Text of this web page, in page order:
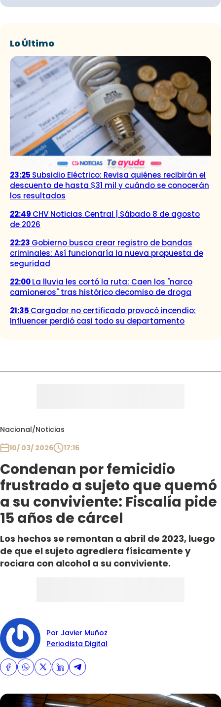
Lo Último
23:25 Subsidio Eléctrico: Revisa quiénes recibirán el
descuento de hasta $31 mil y cuándo se conocerán
los resultados
22:49 CHV Noticias Central | Sábado 8 de agosto
de 2026
22:23 Gobierno busca crear registro de bandas
criminales: Así funcionaría la nueva propuesta de
seguridad
22:00La lluvia les cortó la ruta: Caen los "narco
camioneros" tras histórico decomiso de droga
21:35 Cargador no certificado provocó incendio:
Influencer perdió casi todo su departamento
Nacional/Noticias
10/ 03/ 2026
17:16
Condenan por femicidio
frustrado a sujeto que quemó
a su conviviente: Fiscalía pide
15 años de cárcel
Los hechos se remontan a abril de 2023, luego
de que el sujeto agrediera físicamente y
rociara con alcohol a su conviviente.
Por Javier Muñoz
Periodista Digital